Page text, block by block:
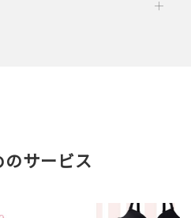
のサービス